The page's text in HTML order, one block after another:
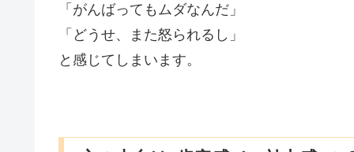
「がんばってもムダなんだ」
「どうせ、また怒られるし」
と感じてしまいます。